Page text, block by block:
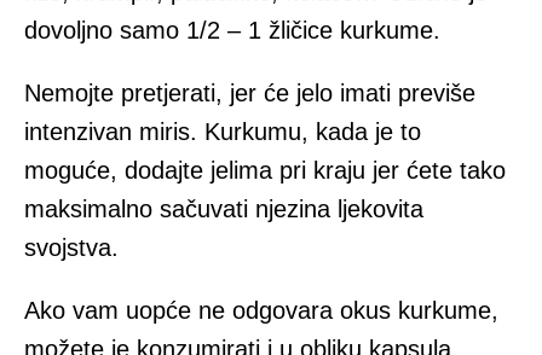
dovoljno samo 1/2 – 1 žličice kurkume.
Nemojte pretjerati, jer će jelo imati previše
intenzivan miris. Kurkumu, kada je to
moguće, dodajte jelima pri kraju jer ćete tako
maksimalno sačuvati njezina ljekovita
svojstva.
Ako vam uopće ne odgovara okus kurkume,
možete je konzumirati i u obliku kapsula.